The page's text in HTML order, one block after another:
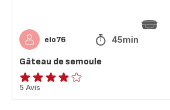
elo76 45min
Gâteau de semoule
ratings.3.8
5 Avis